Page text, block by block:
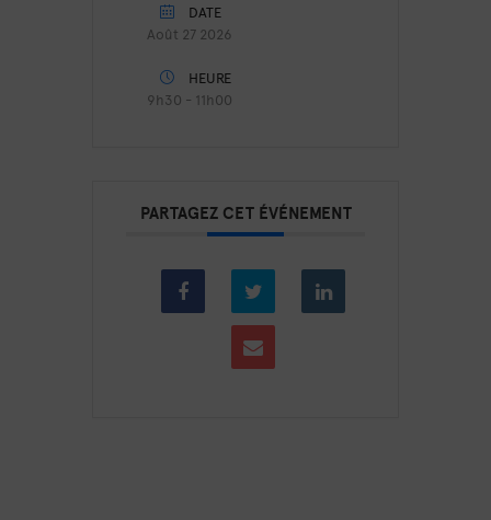
DATE
Août 27 2026
HEURE
9h30 - 11h00
PARTAGEZ CET ÉVÉNEMENT